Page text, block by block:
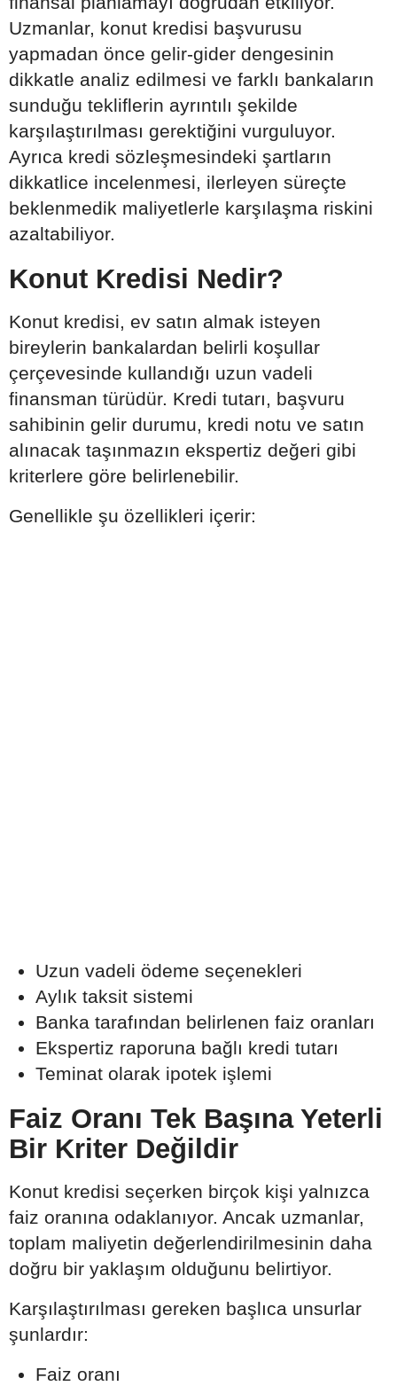
Uzmanlar, konut kredisi başvurusu
yapmadan önce gelir-gider dengesinin
dikkatle analiz edilmesi ve farklı bankaların
sunduğu tekliflerin ayrıntılı şekilde
karşılaştırılması gerektiğini vurguluyor.
Ayrıca kredi sözleşmesindeki şartların
dikkatlice incelenmesi, ilerleyen süreçte
beklenmedik maliyetlerle karşılaşma riskini
azaltabiliyor.
Konut Kredisi Nedir?
Konut kredisi, ev satın almak isteyen
bireylerin bankalardan belirli koşullar
çerçevesinde kullandığı uzun vadeli
finansman türüdür. Kredi tutarı, başvuru
sahibinin gelir durumu, kredi notu ve satın
alınacak taşınmazın ekspertiz değeri gibi
kriterlere göre belirlenebilir.
Genellikle şu özellikleri içerir:
Uzun vadeli ödeme seçenekleri
Aylık taksit sistemi
Banka tarafından belirlenen faiz oranları
Ekspertiz raporuna bağlı kredi tutarı
Teminat olarak ipotek işlemi
Faiz Oranı Tek Başına Yeterli
Bir Kriter Değildir
Konut kredisi seçerken birçok kişi yalnızca
faiz oranına odaklanıyor. Ancak uzmanlar,
toplam maliyetin değerlendirilmesinin daha
doğru bir yaklaşım olduğunu belirtiyor.
Karşılaştırılması gereken başlıca unsurlar
şunlardır:
Faiz oranı